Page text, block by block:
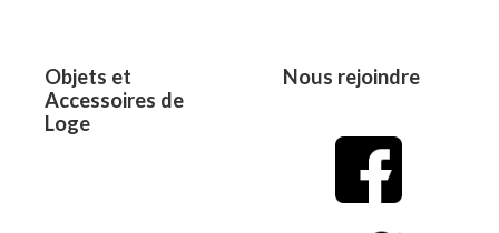
Objets et
Accessoires de
Loge
Nous rejoindre